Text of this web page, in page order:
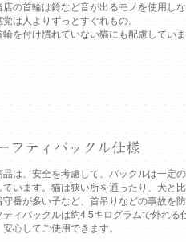
店の首輪は鈴など音が出るモノを使用しな
覚は人よりずっとすぐれもの。
輪を付け慣れていない猫にも配慮していま
品は、安全を考慮して、バックルは一定
ています。猫は狭い所を通ったり、犬と
守番が多い子など、首吊りなどの事故を防
ティバックルは約4.5キログラムで外れる
安心してご使用できます。